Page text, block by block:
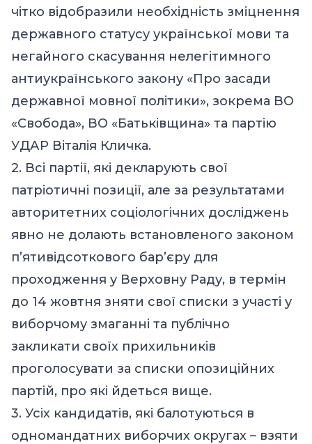
чітко відобразили необхідність зміцнення
державного статусу української мови та
негайного скасування нелегітимного
антиукраїнського закону «Про засади
державної мовної політики», зокрема ВО
«Свобода», ВО «Батьківщина» та партію
УДАР Віталія Кличка.
2. Всі партії, які декларують свої
патріотичні позиції, але за результатами
авторитетних соціологічних досліджень
явно не долають встановленого законом
п’ятивідсоткового бар’єру для
проходження у Верховну Раду, в термін
до 14 жовтня зняти свої списки з участі у
виборчому змаганні та публічно
закликати своїх прихильників
проголосувати за списки опозиційних
партій, про які йдеться вище.
3. Усіх кандидатів, які балотуються в
одномандатних виборчих округах – взяти